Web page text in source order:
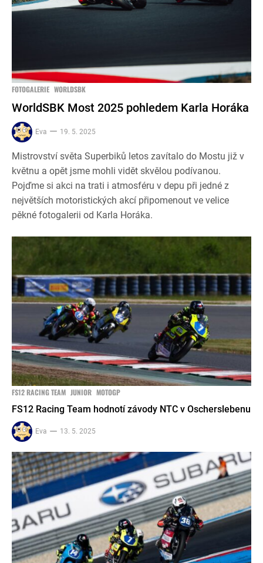
FOTOGALERIE WORLDSBK
WorldSBK Most 2025 pohledem Karla Horáka
Eva 19. 5. 2025
Mistrovství světa Superbiků letos zavítalo do Mostu již v
květnu a opět jsme mohli vidět skvělou podívanou.
Pojďme si akci na trati i atmosféru v depu při jedné z
největších motoristických akcí připomenout ve velice
pěkné fotogalerii od Karla Horáka.
FS12 RACING TEAM JUNIOR MOTOGP
FS12 Racing Team hodnotí závody NTC v Oscherslebenu
Eva 13. 5. 2025